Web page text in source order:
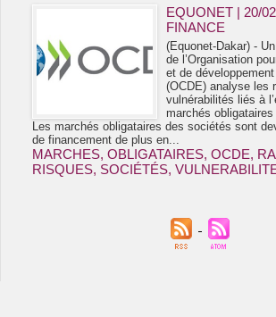
EQUONET | 20/
FINANCE
(Equonet-Dakar) -
de l’Organisation
et de
(OCDE) analyse les
vulnérabilités liés à
marchés
Les marchés obligataires des sociétés sont
de financement de plus en...
MARCHES, OBLIGATAIRES, OCDE,
RISQUES, SOCIÉTÉS,